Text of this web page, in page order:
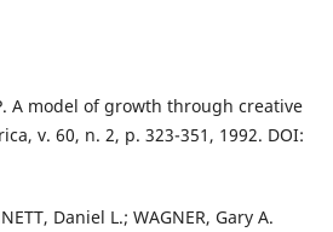
A model of growth through creative
v. 60, n. 2, p. 323-351, 1992. DOI:
Daniel L.; WAGNER, Gary A.